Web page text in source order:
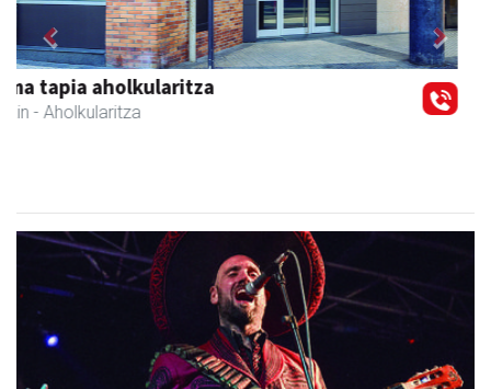
Amabi haur eta gazte jantziak
Andoain - Arropa-dendak
Previous Next